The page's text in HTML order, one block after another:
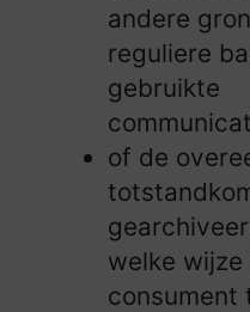
andere
reguliere
gebruikte
of de
welke
consument